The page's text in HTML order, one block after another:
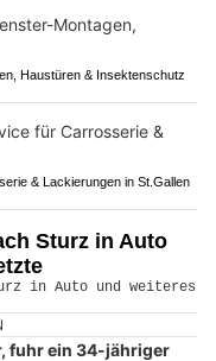
Haustüren & Insektenschutz
& Lackierungen in St.Gallen
Sturz in Auto
fuhr ein 34-jähriger